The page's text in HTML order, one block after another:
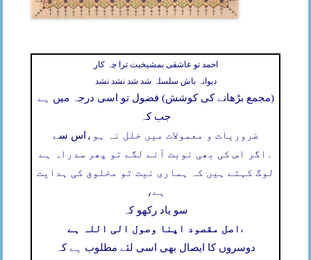
احمد تو عاشقی بمشیخیت ترا چہ کار
دیوانہ باش سلسلہ شد شد نشد نشد
(مجمع بڑھانے کی کوشش) فضول تو اسی درجہ میں ہے
جب کہ
اس سے ضروریات و معمولات میں خلل نہ ہو،
اگر اس کی بھی نوبت آنے لگے تو پھر سدراہ ہے
لوگ کہتے ہیں کہ ہماری نیت تو مخلوق کی ہدایت
ہے،
سو یاد رکھو کہ
اصل مقصود اپنا وصول الی اللہ ہے ،
دوسروں کا ایصال بھی اسی لئے مطلوب ہے کہ